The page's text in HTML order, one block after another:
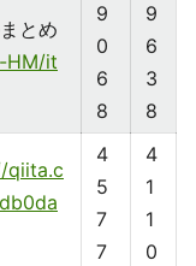
とめ
HM/it
9
0
6
8
9
6
3
8
qiita.c
4
5
7
7
4
1
1
0